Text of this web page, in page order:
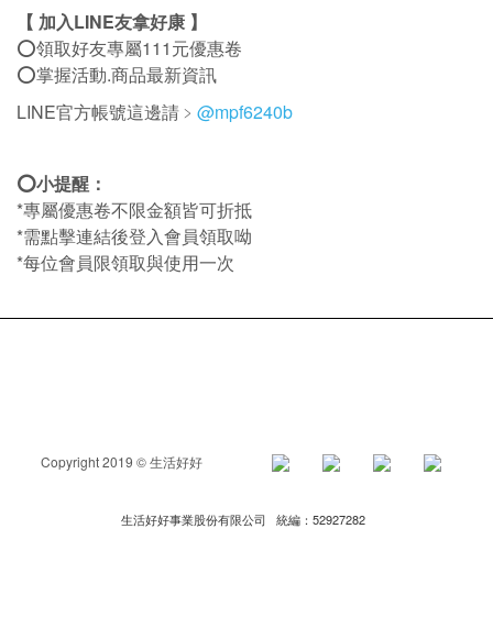
【 加入LINE友拿好康 】
⭕領取好友專屬111元優惠卷
⭕掌握活動.商品最新資訊
LINE官方帳號這邊請﹥ @mpf6240b
⭕小提醒：
*專屬優惠卷不限金額皆可折抵
*需點擊連結後登入會員領取呦
*每位會員限領取與使用一次
Copyright 2019 © 生活好好
生活好好事業股份有限公司 統編：52927282